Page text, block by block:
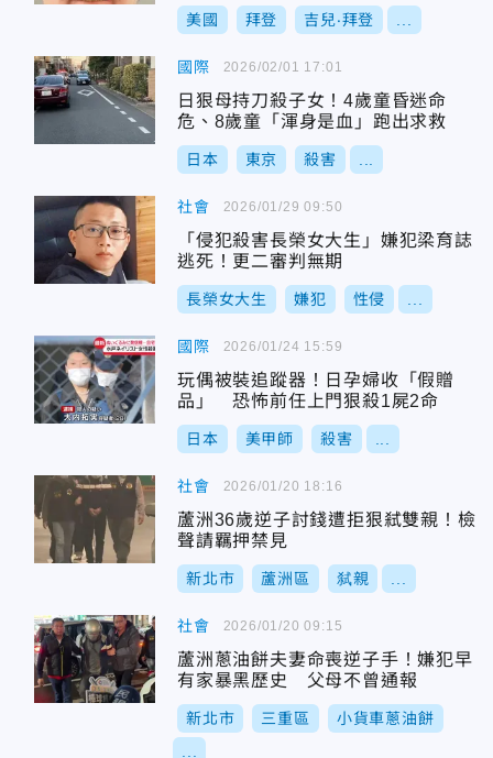
美國 拜登 吉兒‧拜登
國際
日狠母持刀殺子女！4歲童昏迷命
危、8歲童「渾身是血」跑出求救
日本 東京 殺害
2026/02/01 17:01
社會
「侵犯殺害長榮女大生」嫌犯梁育誌
逃死！更二審判無期
長榮女大生 嫌犯 性侵
2026/01/29 09:50
國際
玩偶被裝追蹤器！日孕婦收「假贈
品」 恐怖前任上門狠殺1屍2命
日本 美甲師 殺害
2026/01/24 15:59
社會
蘆洲36歲逆子討錢遭拒狠弒雙親！檢
聲請羈押禁見
新北市 蘆洲區 弑親
2026/01/20 18:16
社會
蘆洲蔥油餅夫妻命喪逆子手！嫌犯早
有家暴黑歷史 父母不曾通報
新北市 三重區 小貨車蔥油餅
2026/01/20 09:15